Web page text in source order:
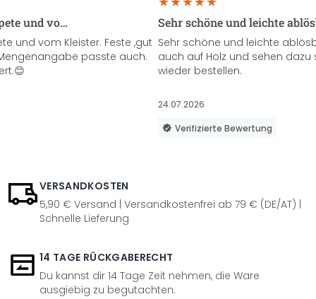
und vo…
und vom Kleister. Feste ,gut
passte auch.
Sehr schöne und leichte
Sehr schöne und leichte
auch auf Holz und sehen
wieder bestellen.
24.07.2026
Verifizierte Bewertung
VERSANDKOSTEN
5,90 € Versand | Versandkostenfrei ab 79 € (DE/AT) |
Schnelle Lieferung
14 TAGE RÜCKGABERECHT
Du kannst dir 14 Tage Zeit nehmen, die Ware
ausgiebig zu begutachten.